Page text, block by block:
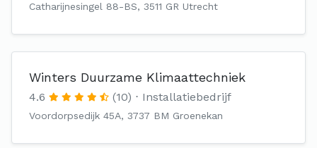
Catharijnesingel 88-BS, 3511 GR Utrecht
Winters Duurzame Klimaattechniek
4.6 (10) Installatiebedrijf
Voordorpsedijk 45A, 3737 BM Groenekan